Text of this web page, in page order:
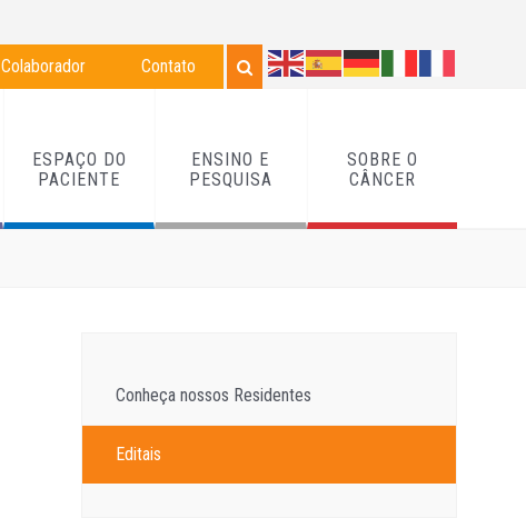
Colaborador Contato
ESPAÇO DO
PACIENTE
ENSINO E
PESQUISA
SOBRE O
CÂNCER
Conheça nossos Residentes
Editais